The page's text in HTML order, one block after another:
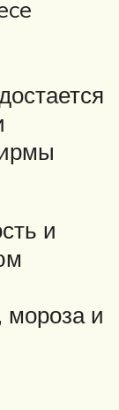
и
мороза и